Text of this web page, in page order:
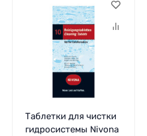
Таблетки для чистки
гидросистемы Nivona